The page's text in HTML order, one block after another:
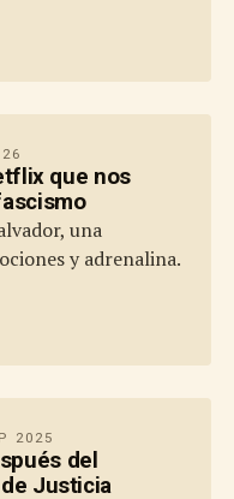
que nos
una
y adrenalina.
2025
del
Justicia